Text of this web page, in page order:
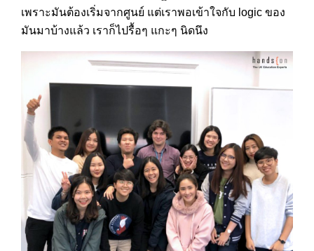
เพราะมันต้องเริ่มจากศูนย์ แต่เราพอเข้าใจกับ logic ของ
มันมาบ้างแล้ว เราก็ไปรื้อๆ แกะๆ นิดนึง